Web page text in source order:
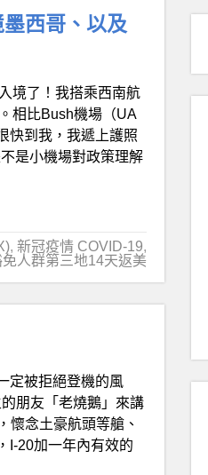
西哥、以及
境了！我搭乘西南航
相比Bush機場（UA
快到我，我遞上護照
是小機場對政策理解
, 新冠疫情 COVID-19,
免人群第三地14天返美
定被拒絕登機的風
朋友「老燒鵝」來講
懷念土豪航頭等艙、
I-20加一年內有效的